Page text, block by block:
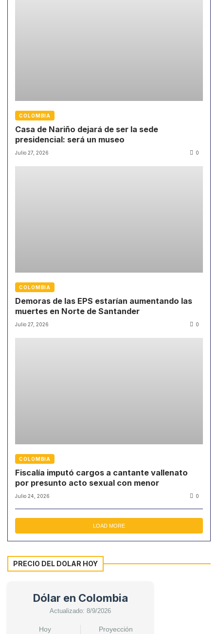
COLOMBIA
Casa de Nariño dejará de ser la sede
presidencial: será un museo
Julio 27, 2026 0
COLOMBIA
Demoras de las EPS estarían aumentando las
muertes en Norte de Santander
Julio 27, 2026 0
COLOMBIA
Fiscalía imputó cargos a cantante vallenato
por presunto acto sexual con menor
Julio 24, 2026 0
LOAD MORE
PRECIO DEL DOLAR HOY
Dólar en Colombia
Actualizado: 8/9/2026
Hoy Proyección